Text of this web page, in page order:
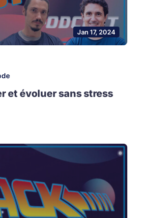
Jan 17, 2024
et évoluer sans stress